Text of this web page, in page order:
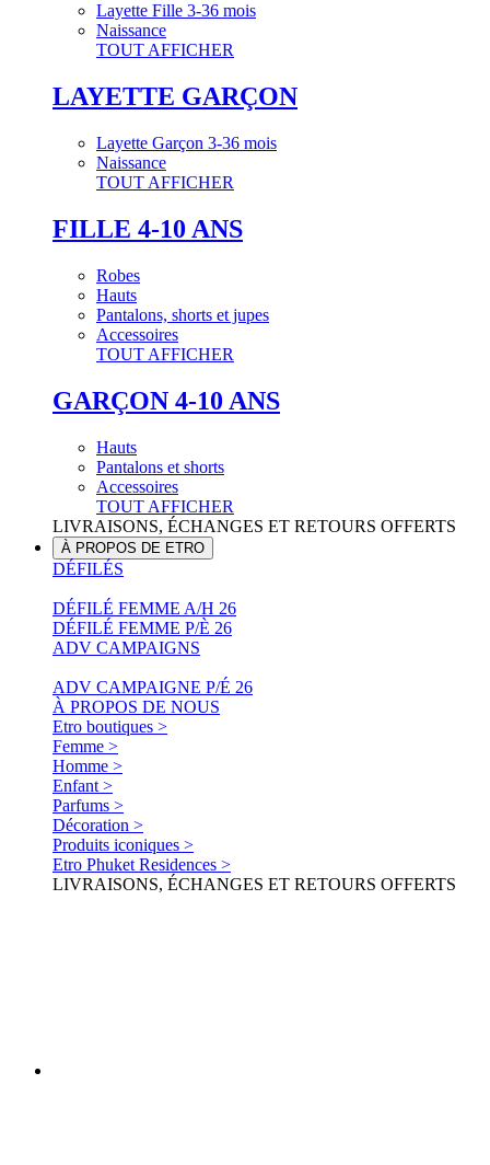
Layette Fille 3-36 mois
Naissance
TOUT AFFICHER
LAYETTE GARÇON
Layette Garçon 3-36 mois
Naissance
TOUT AFFICHER
FILLE 4-10 ANS
Robes
Hauts
Pantalons, shorts et jupes
Accessoires
TOUT AFFICHER
GARÇON 4-10 ANS
Hauts
Pantalons et shorts
Accessoires
TOUT AFFICHER
LIVRAISONS, ÉCHANGES ET RETOURS OFFERTS
À PROPOS DE ETRO
DÉFILÉS
DÉFILÉ FEMME A/H 26
DÉFILÉ FEMME P/È 26
ADV CAMPAIGNS
ADV CAMPAIGNE P/É 26
À PROPOS DE NOUS
Etro boutiques >
Femme >
Homme >
Enfant >
Parfums >
Décoration >
Produits iconiques >
Etro Phuket Residences >
LIVRAISONS, ÉCHANGES ET RETOURS OFFERTS